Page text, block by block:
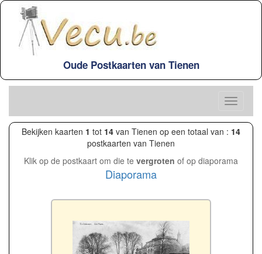
Oude Postkaarten van Tienen
Bekijken kaarten 1 tot 14 van Tienen op een totaal van : 14
postkaarten van Tienen
Klik op de postkaart om die te vergroten of op diaporama
Diaporama